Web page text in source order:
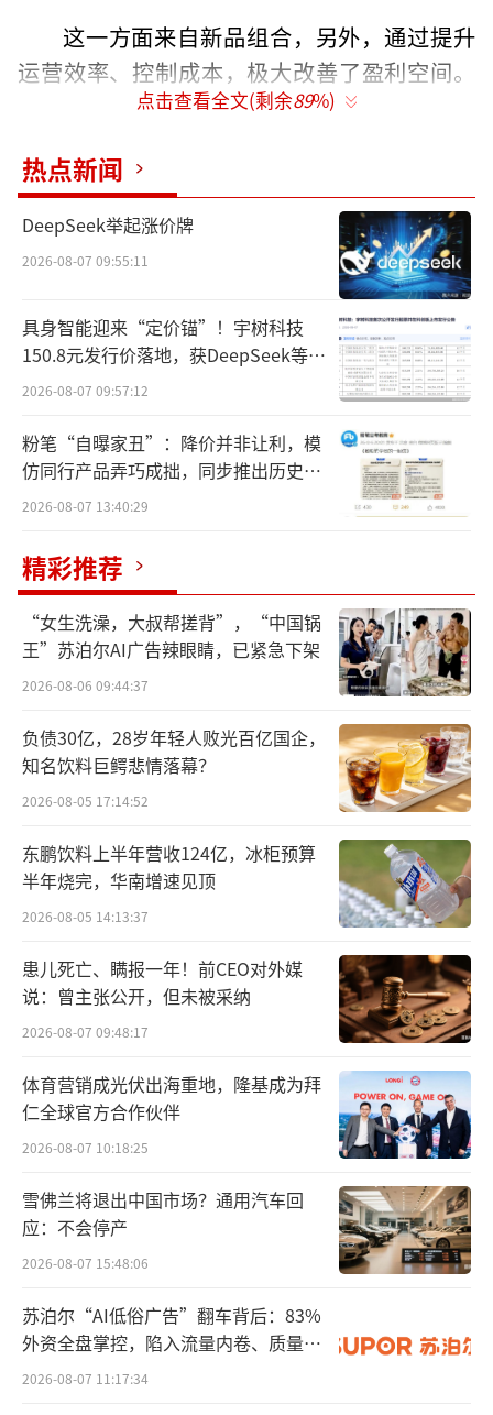
这一方面来自新品组合，另外，通过提升
运营效率、控制成本，极大改善了盈利空间。
但就收入规模来看，距离巅峰时期50亿港元规
维他奶的豆奶产品在内地不再吃香，一方
面仍然有4年前的舆情事件阴影，另外，赛道内
竞品众多、口味多变以及讲求质价比的消费需
求，无一不在考验着公司的经营智慧。
与此同时，公司已走到家族第三代接班的
关键时期。不过，84岁的罗友礼，还没有准备
卸任退休。
内地告别3年负增长
在中国内地市场负增长的局面，终于得以扭
转。
日前，公司披露2024/2025财年业绩（截
至2025年3月），其实现营业收入约62.74亿港
元，公司股权持有人应占溢利约2.35亿港元，
同比分别增长1%和102%。
健，合计贡献9成收入，是公司收获上述业绩的
重要因素。
期内，中国内地市场实现营业收入35.36亿
港元，同比增长0.798%；溢利3.11亿港元，同
比增长40.72%。
尽管内地市场收入增速不及1%，总算是从
暗黑熬到了黎明。
点击查看全文(剩余89%)
热点新闻
DeepSeek举起涨价牌
2026-08-07 09:55:11
具身智能迎来“定价锚”！宇树科技
150.8元发行价落地，获DeepSeek等豪
华战配加持
2026-08-07 09:57:12
粉笔“自曝家丑”：降价并非让利，模
仿同行产品弄巧成拙，同步推出历史学
员退费方案
2026-08-07 13:40:29
精彩推荐
“女生洗澡，大叔帮搓背”，“中国锅
王”苏泊尔AI广告辣眼睛，已紧急下架
2026-08-06 09:44:37
负债30亿，28岁年轻人败光百亿国企，
知名饮料巨鳄悲情落幕？
2026-08-05 17:14:52
东鹏饮料上半年营收124亿，冰柜预算
半年烧完，华南增速见顶
2026-08-05 14:13:37
患儿死亡、瞒报一年！前CEO对外媒
说：曾主张公开，但未被采纳
2026-08-07 09:48:17
体育营销成光伏出海重地，隆基成为拜
仁全球官方合作伙伴
2026-08-07 10:18:25
雪佛兰将退出中国市场？通用汽车回
应：不会停产
2026-08-07 15:48:06
苏泊尔“AI低俗广告”翻车背后：83%
外资全盘掌控，陷入流量内卷、质量频
发的负循环
2026-08-07 11:17:34